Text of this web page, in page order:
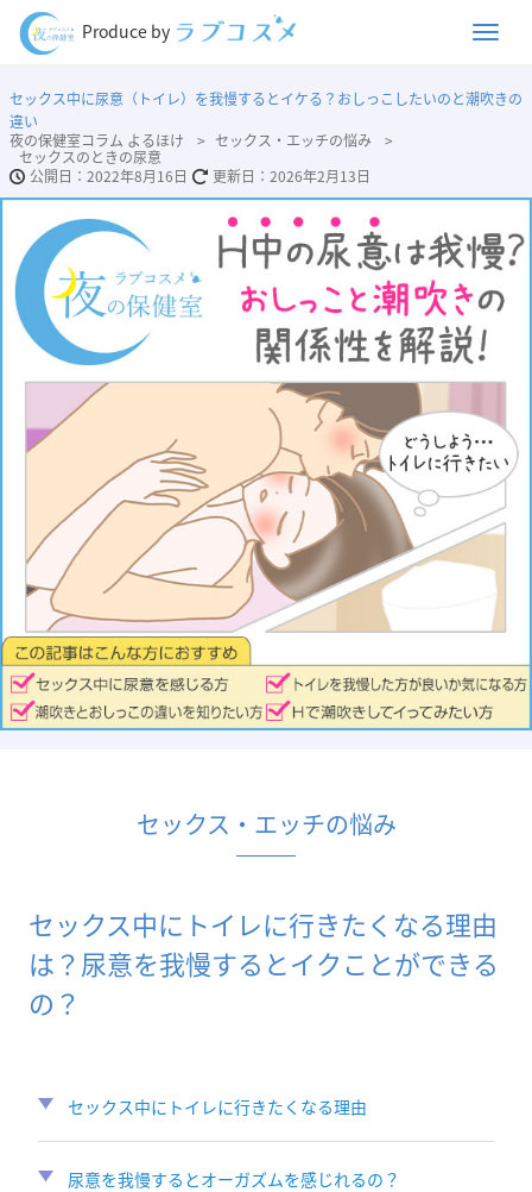
Produce by
セックス中に尿意（トイレ）を我慢するとイケる？おしっこしたいのと潮吹きの
違い
夜の保健室コラム よるほけ
セックス・エッチの悩み
セックスのときの尿意
2022年8月16日
2026年2月13日
セックス・エッチの悩み
セックス中にトイレに行きたくなる理由
は？尿意を我慢するとイクことができる
の？
セックス中にトイレに行きたくなる理由
尿意を我慢するとオーガズムを感じれるの？